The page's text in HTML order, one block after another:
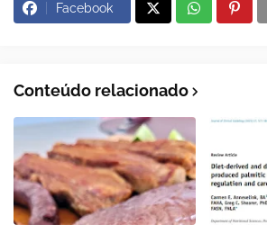
Facebook
Conteúdo relacionado